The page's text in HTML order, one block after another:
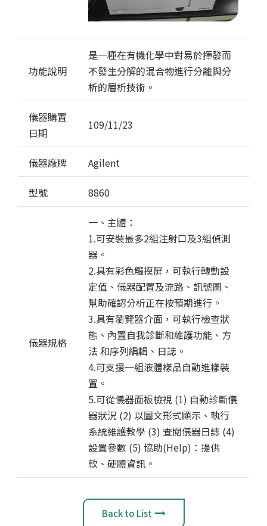
功能說明
是一種在有機化學中對易於揮發而
不發生分解的混合物進行分離與分
析的層析技術。
儀器購置
日期
109/11/23
儀器廠牌 Agilent
型號 8860
儀器規格
一、主體：
1.可安裝最多2組注射口及3組偵測
器。
2.具有彩色觸摸屏，可執行轉動設
定值、儀器配置及流路、訊號圖、
幫助確認分析正在按預期進行。
3.具有瀏覽器介面，可執行檢查狀
態、內置自我診斷和維護功能、方
法 和序列編輯、日誌。
4.可支援一組液體樣品自動進樣裝
置。
5.可從儀器面板檢視 (1) 自動診斷儀
器狀況 (2) 以圖文形式顯示、執行
系統維護教學 (3) 查閱儀器日誌 (4)
設置參數 (5) 協助(Help)：提供
軟、硬體資訊。
Back to List